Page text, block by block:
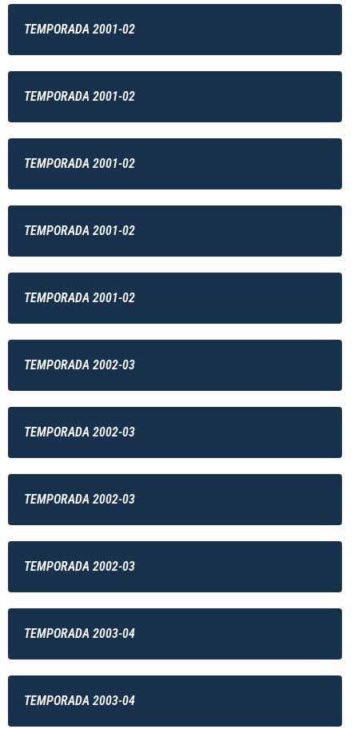
TEMPORADA 2001-02
TEMPORADA 2001-02
TEMPORADA 2001-02
TEMPORADA 2001-02
TEMPORADA 2001-02
TEMPORADA 2002-03
TEMPORADA 2002-03
TEMPORADA 2002-03
TEMPORADA 2002-03
TEMPORADA 2003-04
TEMPORADA 2003-04